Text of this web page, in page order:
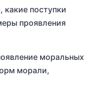
какие поступки
проявления
моральных
морали,